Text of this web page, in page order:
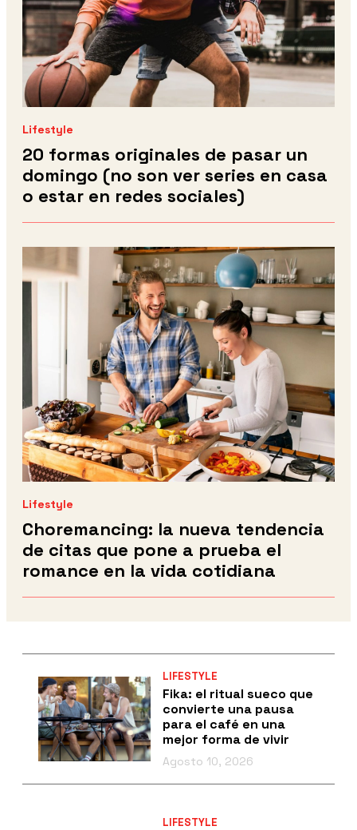
Lifestyle
20 formas originales de pasar un
domingo (no son ver series en casa
o estar en redes sociales)
Lifestyle
Choremancing: la nueva tendencia
de citas que pone a prueba el
romance en la vida cotidiana
LIFESTYLE
Fika: el ritual sueco que
convierte una pausa
para el café en una
mejor forma de vivir
Agosto 10, 2026
LIFESTYLE